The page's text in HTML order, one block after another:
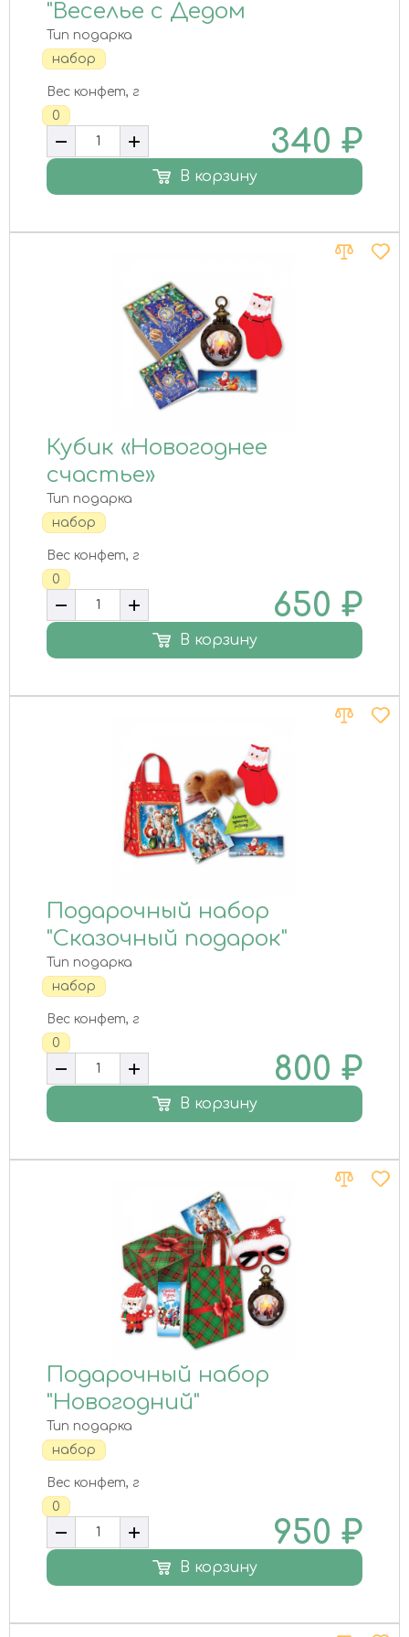
"Веселье с Дедом
Морозом"
Тип подарка
набор
Вес конфет, г
0
340 ₽
В корзину
Кубик «Новогоднее
счастье»
Тип подарка
набор
Вес конфет, г
0
650 ₽
В корзину
Подарочный набор
"Сказочный подарок"
Тип подарка
набор
Вес конфет, г
0
800 ₽
В корзину
Подарочный набор
"Новогодний"
Тип подарка
набор
Вес конфет, г
0
950 ₽
В корзину